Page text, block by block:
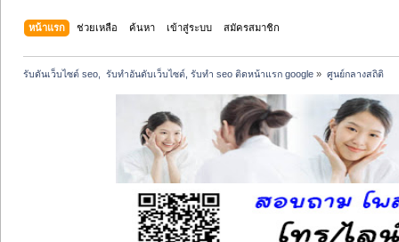
หน้าแรก ช่วยเหลือ ค้นหา เข้าสู่ระบบ สมัครสมาชิก
รับดันเว็บไซต์ seo,  รับทำอันดับเว็บไซต์, รับทำ seo ติดหน้าแรก google » ศูนย์กลางสถิติ